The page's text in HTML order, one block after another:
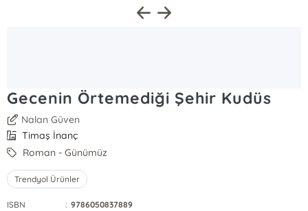
Gecenin Örtemediği Şehir Kudüs
Nalan Güven
Timaş İnanç
Roman - Günümüz
Trendyol Ürünler
ISBN : 9786050837889